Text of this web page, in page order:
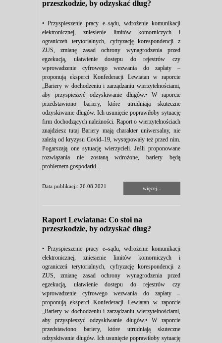
przeszkodzie, by odzyskać dług?
• Przyspieszenie pracy e–sądu, wdrożenie komunikacji
elektronicznej, zniesienie limitów komorniczych i
ograniczeń terytorialnych, cyfryzację korespondencji z
ZUS, zmianę zasad ochrony wynagrodzenia przed
egzekucją, ułatwienie dostępu do rejestrów czy
wprowadzenie cyfrowego wezwania do zapłaty –
proponują eksperci Konfederacji Lewiatan w raporcie
„Bariery w dochodzeniu i zarządzaniu wierzytelnościami,
aby przyspieszyć odzyskiwanie długów.• W raporcie
przedstawiono bariery, które utrudniają skuteczne
odzyskiwanie długów. Ich usunięcie poprawiłoby sytuację
firm dochodzących należności. Raport o wierzytelnościach
znajdziesz tutaj Bariery mają charakter uniwersalny, nie
zależą od kryzysu Covid–19, występowały też przed nim.
Pogarszają one sytuację wierzycieli. Jeśli proponowane
rozwiązania nie zostaną wdrożone, bariery będą
problemem gospodarki...
Data publikacji: 26.08.2021 więcej...
Raport Lewiatana: Co stoi na
przeszkodzie, by odzyskać dług?
• Przyspieszenie pracy e–sądu, wdrożenie komunikacji
elektronicznej, zniesienie limitów komorniczych i
ograniczeń terytorialnych, cyfryzację korespondencji z
ZUS, zmianę zasad ochrony wynagrodzenia przed
egzekucją, ułatwienie dostępu do rejestrów czy
wprowadzenie cyfrowego wezwania do zapłaty –
proponują eksperci Konfederacji Lewiatan w raporcie
„Bariery w dochodzeniu i zarządzaniu wierzytelnościami,
aby przyspieszyć odzyskiwanie długów.• W raporcie
przedstawiono bariery, które utrudniają skuteczne
odzyskiwanie długów. Ich usunięcie poprawiłoby sytuację